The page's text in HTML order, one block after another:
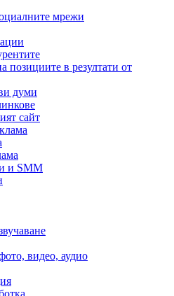
мрежи
позициите в резултати от
думи
сайт
и SMM
видео, аудио